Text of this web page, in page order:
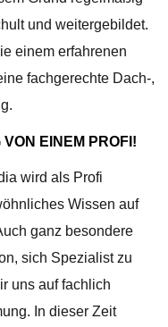
und weitergebildet.
einem erfahrenen
fachgerechte Dach-,
EINEM PROFI!
wird als Profi
Wissen auf
ganz besondere
sich Spezialist zu
uns auf fachlich
In dieser Zeit